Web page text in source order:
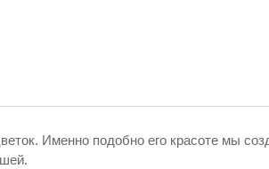
Именно подобно его красоте мы